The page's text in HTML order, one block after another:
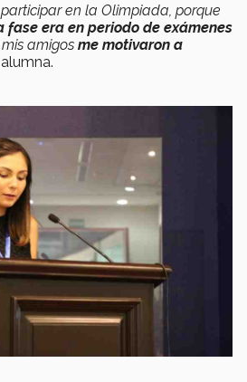
en la Olimpiada, porque
fase era en periodo de exámenes
amigos me motivaron a